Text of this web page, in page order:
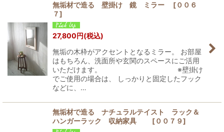
無垢材で造る 壁掛け 鏡 ミラー [００６
７]
27,800円(税込)
無垢の木枠がアクセントとなるミラー。 お部屋
はもちろん、洗面所や玄関のスペースにご活用
いただけます。 ※壁掛け
でご使用の場合は、 しっかりと固定したフック
などに、…
無垢材で造る ナチュラルテイスト ラック＆
ハンガーラック 収納家具
[００７９]